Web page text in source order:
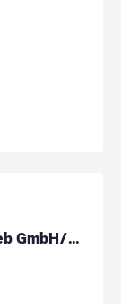
Energie AG Oberösterreich Vertrieb GmbH/AT*ENA/48.234152/13.825700